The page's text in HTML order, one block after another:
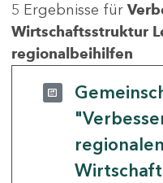
5 Ergebnisse für
Wirtschaftsstruktur
regionalbeihilfen
regionalen